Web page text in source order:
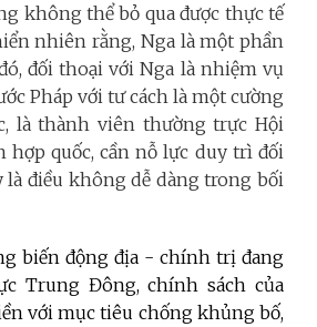
không thể bỏ qua được thực tế
nhiên rằng, Nga là một phần
đối thoại với Nga là nhiệm vụ
Pháp với tư cách là một cường
là thành viên thường trực Hội
hợp quốc, cần nỗ lực duy trì đối
là điều không dễ dàng trong bối
biến động địa - chính trị đang
Trung Đông, chính sách của
với mục tiêu chống khủng bố,